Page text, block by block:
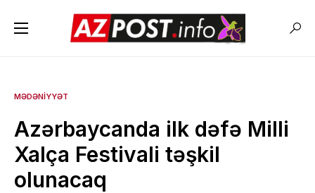
MƏDƏNIYYƏT
Azərbaycanda ilk dəfə Milli
Xalça Festivali təşkil
olunacaq